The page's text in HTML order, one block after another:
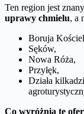
Ten region jest
uprawy chmielu, a
Boruja
Sęków,
Nowa Róża,
Przyłęk,
Działa
Co wyróżnia tę